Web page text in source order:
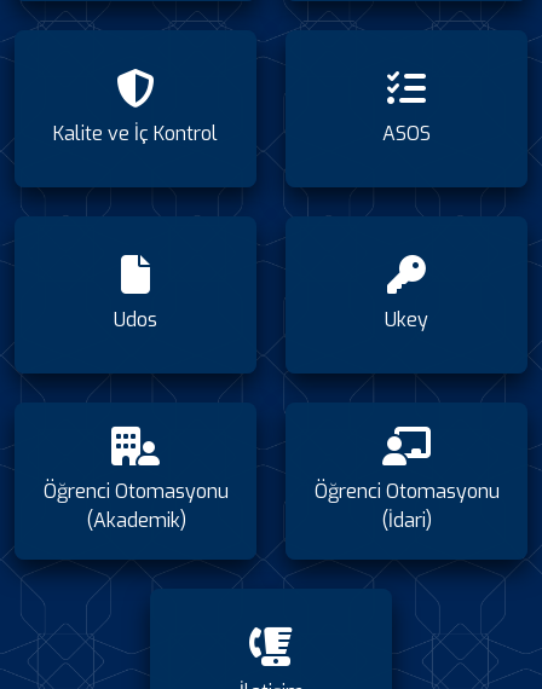
Kalite ve İç Kontrol ASOS
Udos Ukey
Öğrenci Otomasyonu
(Akademik)
Öğrenci Otomasyonu
(İdari)